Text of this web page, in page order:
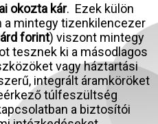
okozta kár. Ezek külön
a mintegy tizenkilencezer
forint) viszont mintegy
tesznek ki a másodlagos
vagy háztartási
integrált áramköröket
túlfeszültség
a biztosítói